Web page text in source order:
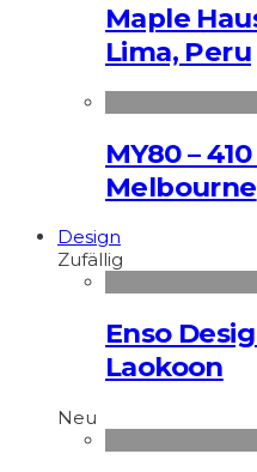
Maple
Lima, Peru
MY80 –
Melbourne
Design
Zufällig
Enso
Laokoon
Neu